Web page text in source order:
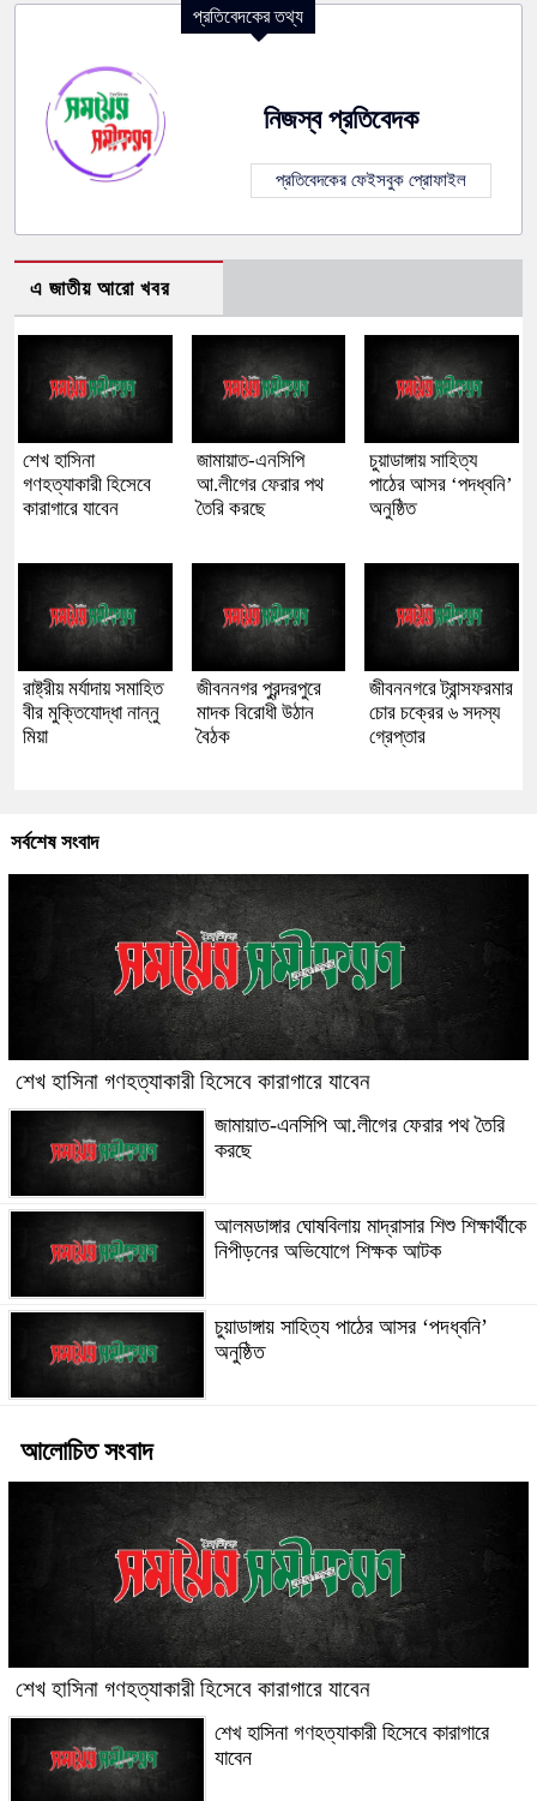
প্রতিবেদকের তথ্য
নিজস্ব প্রতিবেদক
প্রতিবেদকের ফেইসবুক প্রোফাইল
এ জাতীয় আরো খবর
শেখ হাসিনা
গণহত্যাকারী হিসেবে
কারাগারে যাবেন
জামায়াত-এনসিপি
আ.লীগের ফেরার পথ
তৈরি করছে
চুয়াডাঙ্গায় সাহিত্য
পাঠের আসর ‘পদধ্বনি’
অনুষ্ঠিত
রাষ্ট্রীয় মর্যাদায় সমাহিত
বীর মুক্তিযোদ্ধা নান্নু
মিয়া
জীবননগর পুরন্দরপুরে
মাদক বিরোধী উঠান
বৈঠক
জীবননগরে ট্রান্সফরমার
চোর চক্রের ৬ সদস্য
গ্রেপ্তার
সর্বশেষ সংবাদ
শেখ হাসিনা গণহত্যাকারী হিসেবে কারাগারে যাবেন
জামায়াত-এনসিপি আ.লীগের ফেরার পথ তৈরি
করছে
আলমডাঙ্গার ঘোষবিলায় মাদ্রাসার শিশু শিক্ষার্থীকে
নিপীড়নের অভিযোগে শিক্ষক আটক
চুয়াডাঙ্গায় সাহিত্য পাঠের আসর ‘পদধ্বনি’
অনুষ্ঠিত
আলোচিত সংবাদ
শেখ হাসিনা গণহত্যাকারী হিসেবে কারাগারে যাবেন
শেখ হাসিনা গণহত্যাকারী হিসেবে কারাগারে
যাবেন